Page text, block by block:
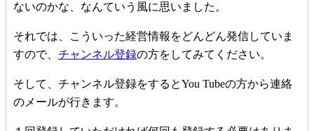
ないのかな、なんていう風に思いました。
それでは、こういった経営情報をどんどん発信していま
すので、 チャンネル登録の方をしてみてください。
そして、チャンネル登録をするとYou Tubeの方から連絡
のメールが行きます。